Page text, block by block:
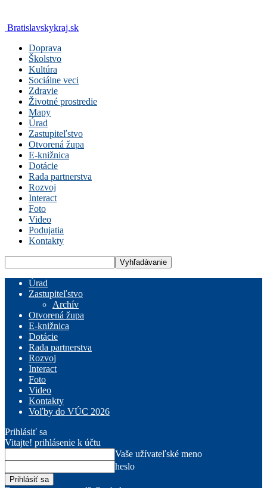
Bratislavskykraj.sk
Doprava
Školstvo
Kultúra
Sociálne veci
Zdravie
Životné prostredie
Mapy
Úrad
Zastupiteľstvo
Otvorená župa
E-knižnica
Dotácie
Rada partnerstva
Rozvoj
Interact
Foto
Video
Podujatia
Kontakty
Úrad
Zastupiteľstvo
Archív
Otvorená župa
E-knižnica
Dotácie
Rada partnerstva
Rozvoj
Interact
Foto
Video
Kontakty
Voľby do VÚC 2026
Prihlásiť sa
Vitajte! prihlásenie k účtu
Vaše užívateľské meno
heslo